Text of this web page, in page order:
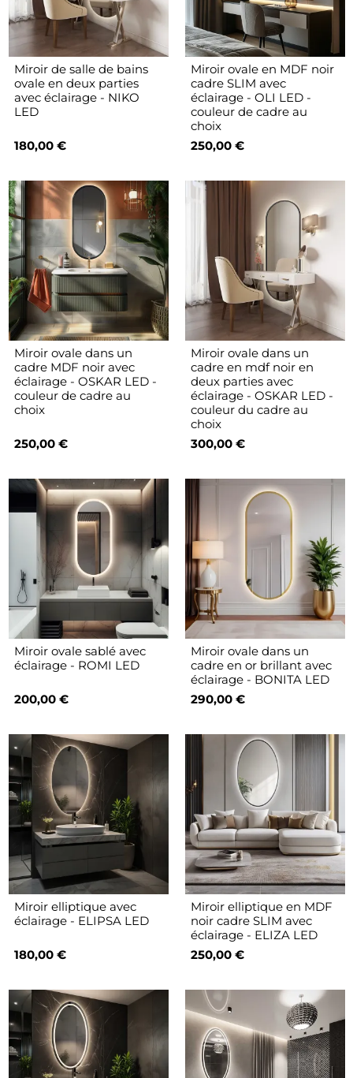
Miroir de salle de bains
ovale en deux parties
avec éclairage - NIKO
LED
180,00 €
Miroir ovale en MDF noir
cadre SLIM avec
éclairage - OLI LED -
couleur de cadre au
choix
250,00 €
Miroir ovale dans un
cadre MDF noir avec
éclairage - OSKAR LED -
couleur de cadre au
choix
250,00 €
Miroir ovale dans un
cadre en mdf noir en
deux parties avec
éclairage - OSKAR LED -
couleur du cadre au
choix
300,00 €
Miroir ovale sablé avec
éclairage - ROMI LED
200,00 €
Miroir ovale dans un
cadre en or brillant avec
éclairage - BONITA LED
290,00 €
Miroir elliptique avec
éclairage - ELIPSA LED
180,00 €
Miroir elliptique en MDF
noir cadre SLIM avec
éclairage - ELIZA LED
250,00 €